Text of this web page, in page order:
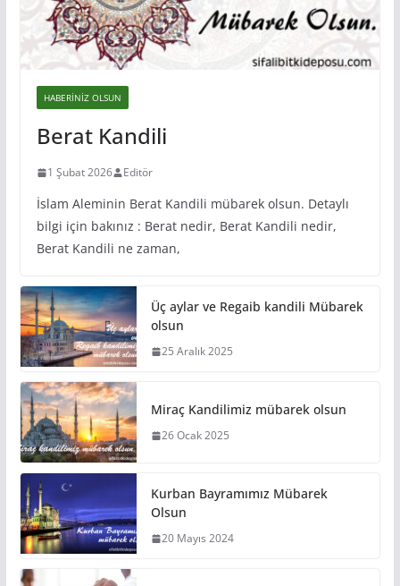
HABERINIZ OLSUN
Berat Kandili
1 Şubat 2026 Editör
İslam Aleminin Berat Kandili mübarek olsun. Detaylı
bilgi için bakınız : Berat nedir, Berat Kandili nedir,
Berat Kandili ne zaman,
Üç aylar ve Regaib kandili Mübarek
olsun
25 Aralık 2025
Miraç Kandilimiz mübarek olsun
26 Ocak 2025
Kurban Bayramımız Mübarek
Olsun
20 Mayıs 2024